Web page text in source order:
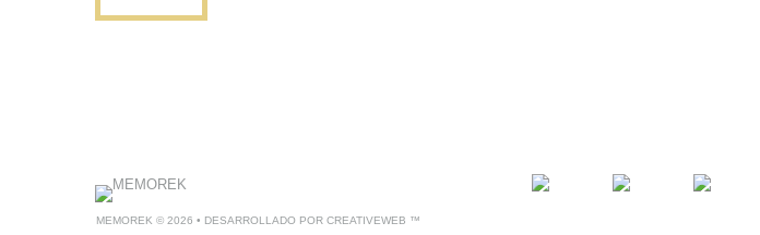
MEMOREK © 2026 • DESARROLLADO POR CREATIVEWEB ™